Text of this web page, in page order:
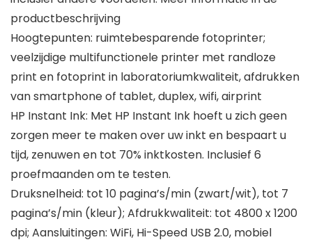
productbeschrijving
Hoogtepunten: ruimtebesparende fotoprinter;
veelzijdige multifunctionele printer met randloze
print en fotoprint in laboratoriumkwaliteit, afdrukken
van smartphone of tablet, duplex, wifi, airprint
HP Instant Ink: Met HP Instant Ink hoeft u zich geen
zorgen meer te maken over uw inkt en bespaart u
tijd, zenuwen en tot 70% inktkosten. Inclusief 6
proefmaanden om te testen.
Druksnelheid: tot 10 pagina’s/min (zwart/wit), tot 7
pagina’s/min (kleur); Afdrukkwaliteit: tot 4800 x 1200
dpi; Aansluitingen: WiFi, Hi-Speed USB 2.0, mobiel